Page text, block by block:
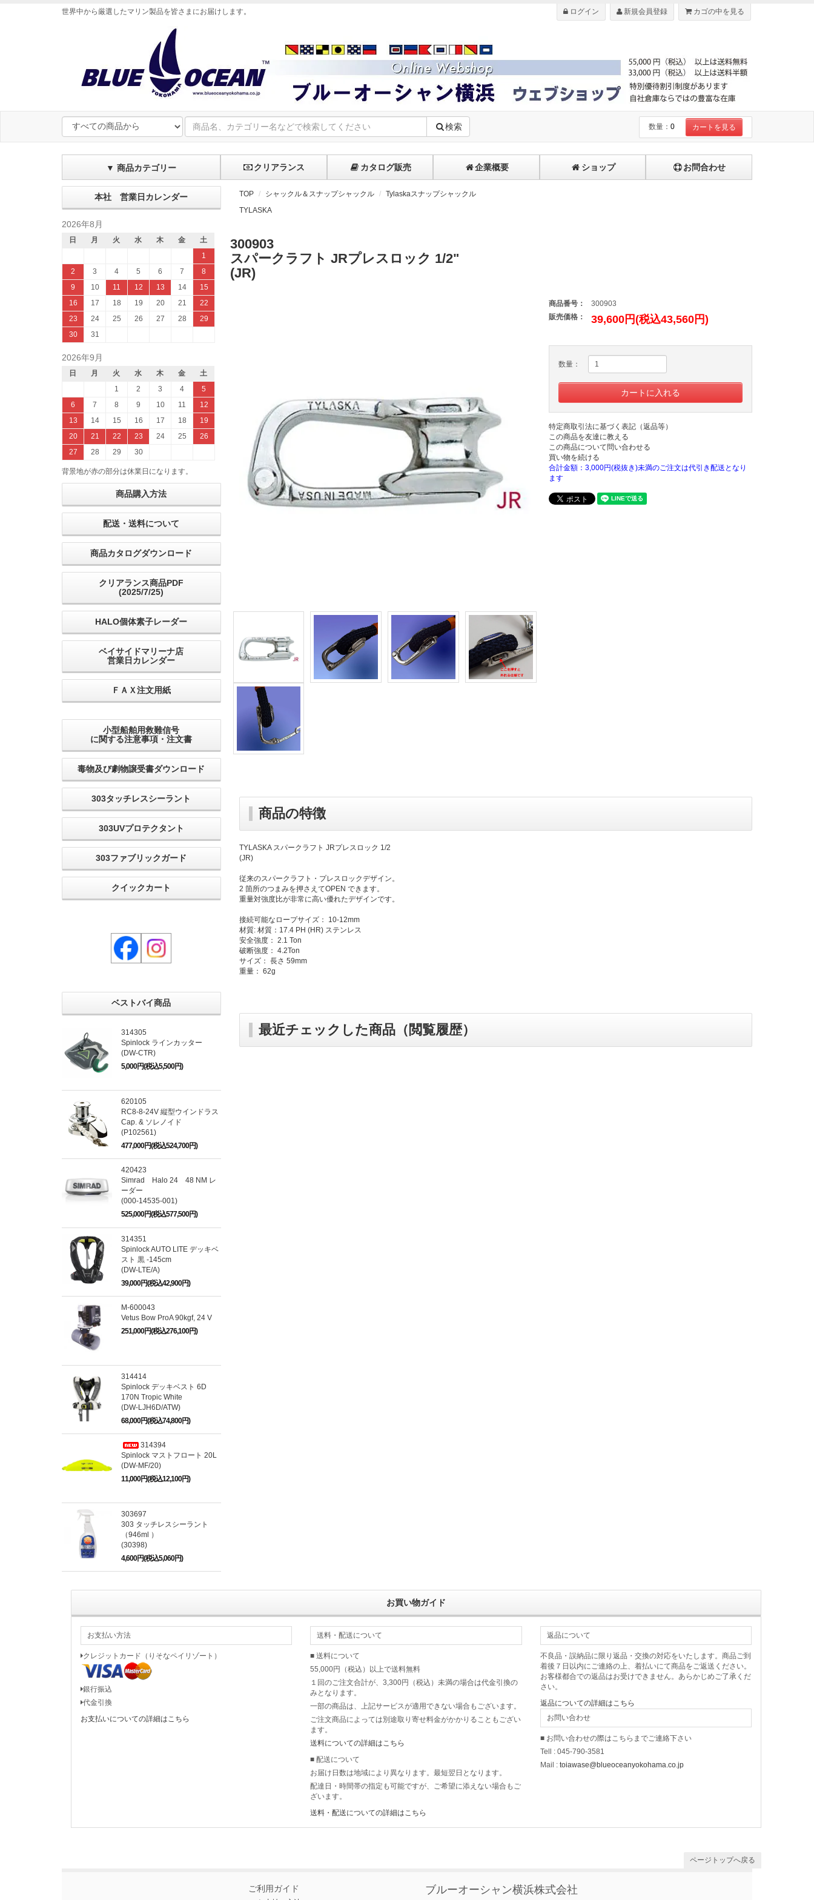
世界中から厳選したマリン製品を皆さまにお届けします。 ログイン 新規会員登録 カゴの中を見る
検索 数量： 0 カートを見る
▼ 商品カテゴリー クリアランス カタログ販売 企業概要 ショップ お問合わせ
TOP シャックル＆スナップシャックル
Tylaskaスナップシャックル
TYLASKA
300903
スパークラフト JRプレスロック 1/2"
(JR)
商品番号：
300903
販売価格：
39,600円(税込43,560円)
数量：
特定商取引法に基づく表記（返品等）
この商品を友達に教える
この商品について問い合わせる
買い物を続ける
合計金額：3,000円(税抜き)未満のご注文は代引き配送となり
ます
商品の特徴
TYLASKA スパークラフト JRプレスロック 1/2
(JR)
従来のスパークラフト・プレスロックデザイン。
2 箇所のつまみを押さえてOPEN できます。
重量対強度比が非常に高い優れたデザインです。
接続可能なロープサイズ： 10-12mm
材質: 材質：17.4 PH (HR) ステンレス
安全強度： 2.1 Ton
破断強度： 4.2Ton
サイズ： 長さ 59mm
重量： 62g
最近チェックした商品（閲覧履歴）
本社 営業日カレンダー
2026年8月
日 月 火 水 木 金
土
1
2
3 4 5 6 7
8
9
10 11 12 13 14
15
16
17 18 19 20 21
22
23
24 25 26 27 28
29
30
31
2026年9月
日 月 火 水 木 金
土
1
2 3 4
5
6
7 8 9 10 11
12
13
14 15 16 17 18
19
20
21 22 23 24 25
26
27
28 29 30
背景地が赤の部分は休業日になります。
商品購入方法
配送・送料について
商品カタログダウンロード
クリアランス商品PDF
(2025/7/25)
HALO個体素子レーダー
ベイサイドマリーナ店
営業日カレンダー
ＦＡＸ注文用紙
小型船舶用救難信号
に関する注意事項・注文書
毒物及び劇物譲受書ダウンロード
303タッチレスシーラント
303UVプロテクタント
303ファブリックガード
クイックカート
ベストバイ商品
314305
Spinlock ラインカッター
(DW-CTR)
5,000円(税込5,500円)
620105
RC8-8-24V 縦型ウインドラス
Cap. & ソレノイド
(P102561)
477,000円(税込524,700円)
420423
Simrad Halo 24 48 NM レ
ーダー
(000-14535-001)
525,000円(税込577,500円)
314351
Spinlock AUTO LITE デッキベ
スト 黒 -145cm
(DW-LTE/A)
39,000円(税込42,900円)
M-600043
Vetus Bow ProA 90kgf, 24 V
251,000円(税込276,100円)
314414
Spinlock デッキベスト 6D
170N Tropic White
(DW-LJH6D/ATW)
68,000円(税込74,800円)
314394
Spinlock マストフロート 20L
(DW-MF/20)
11,000円(税込12,100円)
303697
303 タッチレスシーラント
（946ml ）
(30398)
4,600円(税込5,060円)
お買い物ガイド
お支払い方法
クレジットカード（りそなペイリゾート）
銀行振込
代金引換
お支払いについての詳細はこちら
送料・配送について
■ 送料について
55,000円（税込）以上で送料無料
１回のご注文合計が、3,300円（税込）未満の場合は代金引換の
みとなります。
一部の商品は、上記サービスが適用できない場合もございます。
ご注文商品によっては別途取り寄せ料金がかかりることもござい
ます。
送料についての詳細はこちら
■ 配送について
お届け日数は地域により異なります。最短翌日となります。
配達日・時間帯の指定も可能ですが、ご希望に添えない場合もご
ざいます。
送料・配送についての詳細はこちら
返品について
不良品・誤納品に限り返品・交換の対応をいたします。商品ご到
着後７日以内にご連絡の上、着払いにて商品をご返送ください。
お客様都合での返品はお受けできません。あらかじめご了承くだ
さい。
返品についての詳細はこちら
お問い合わせ
■ お問い合わせの際はこちらまでご連絡下さい
Tell : 045-790-3581
Mail : toiawase@blueoceanyokohama.co.jp
ページトップへ戻る
ご利用ガイド ブルーオーシャン横浜株式会社